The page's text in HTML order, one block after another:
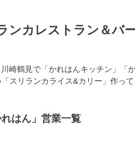
カレストラン＆バー
崎鶴見で「かれはんキッチン」「
スリランカライス&カリー」作っ
はん」営業一覧